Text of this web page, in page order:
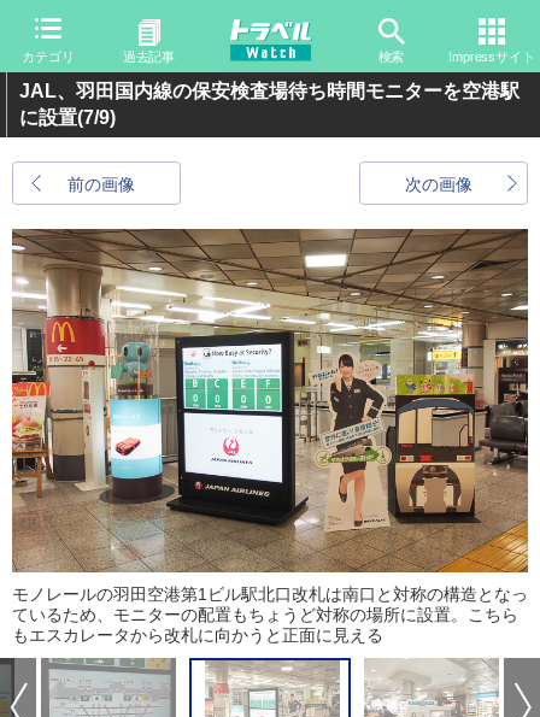
カテゴリ 過去記事 検索 Impressサイト
JAL、羽田国内線の保安検査場待ち時間モニターを空港駅
に設置(7/9)
前の画像 次の画像
モノレールの羽田空港第1ビル駅北口改札は南口と対称の構造となっ
ているため、モニターの配置もちょうど対称の場所に設置。こちら
もエスカレータから改札に向かうと正面に見える